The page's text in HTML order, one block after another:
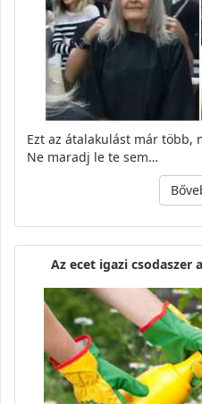
Ezt az átalakulást már több,
Ne maradj le te sem…
Az ecet igazi csodaszer